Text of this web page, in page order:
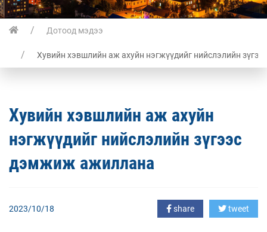
Дотоод мэдээ
Хувийн хэвшлийн аж ахуйн нэгжүүдийг нийслэлийн
Хувийн хэвшлийн аж ахуйн
нэгжүүдийг нийслэлийн зүгээс
дэмжиж ажиллана
2023/10/18 share tweet